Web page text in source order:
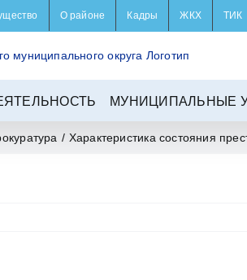
О районе Кадры ЖКХ ТИК
МУНИЦИПАЛЬНЫЕ
/ Характеристика состояния